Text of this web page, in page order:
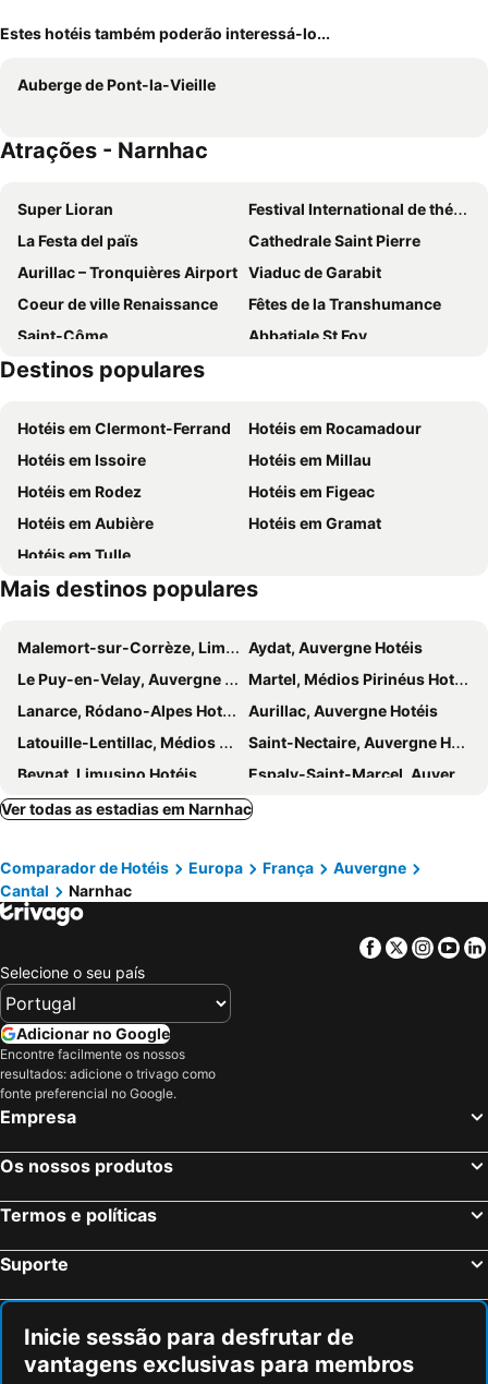
Estes hotéis também poderão interessá-lo...
Auberge de Pont-la-Vieille
Atrações - Narnhac
Super Lioran
Festival International de théâtre de rue
La Festa del païs
Cathedrale Saint Pierre
Aurillac – Tronquières Airport Viaduc de Garabit
Coeur de ville Renaissance
Fêtes de la Transhumance
Saint-Côme
Abbatiale St Foy
Destinos populares
Hotéis em Clermont-Ferrand
Hotéis em Rocamadour
Hotéis em Issoire
Hotéis em Millau
Hotéis em Rodez
Hotéis em Figeac
Hotéis em Aubière
Hotéis em Gramat
Hotéis em Tulle
Mais destinos populares
Malemort-sur-Corrèze, Limusino Hotéis
Aydat, Auvergne Hotéis
Le Puy-en-Velay, Auvergne Hotéis
Martel, Médios Pirinéus Hotéis
Lanarce, Ródano-Alpes Hotéis
Aurillac, Auvergne Hotéis
Latouille-Lentillac, Médios Pirinéus Hotéis
Saint-Nectaire, Auvergne Hotéis
Beynat, Limusino Hotéis
Espaly-Saint-Marcel, Auvergne Hotéis
Langogne, Languedoque Rossilhão Hotéis
Bar, Limusino Hotéis
Laguiole, Médios Pirinéus Hotéis
Saint-Flour, Auvergne Hotéis
Fournels, Languedoque Rossilhão Hotéis
Florentin-la-Capelle, Médios Pirinéus Hotéis
Salers, Auvergne Hotéis
Clermont-Ferrand, Auvergne Hotéis
Montluçon, Auvergne Hotéis
Vichy, Auvergne Hotéis
Saint-Étienne, Ródano-Alpes Hotéis
Avermes, Auvergne Hotéis
Moulins, Auvergne Hotéis
Nice, Provença-Alpes-Costa Azul Hotéis
Estrasburgo, Alsácia Hotéis
Bordéus, Aquitânia Hotéis
Colmar, Alsácia Hotéis
Ver todas as estadias em Narnhac
Comparador de Hotéis Europa França
Auvergne
Cantal
Narnhac
Facebook
Twitter
Selecione o seu país
Adicionar no Google
Encontre facilmente os nossos
resultados: adicione o trivago como
fonte preferencial no Google.
Empresa
Os nossos produtos
Termos e políticas
Suporte
Inicie sessão para desfrutar de
vantagens exclusivas para membros